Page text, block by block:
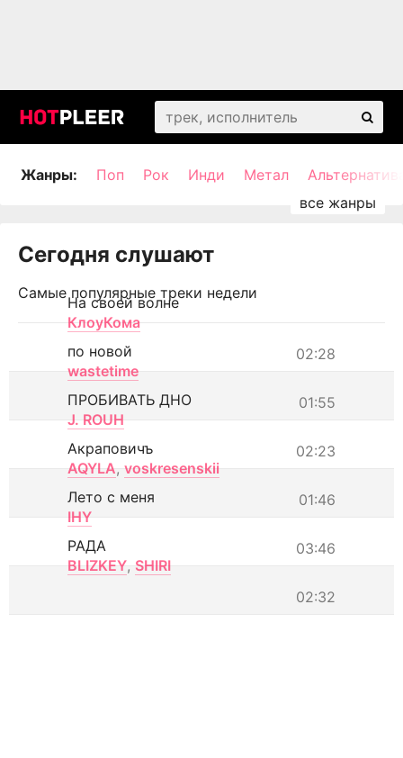
Жанры: Поп Рок Инди Метал
Сегодня слушают
Самые популярные треки недели
На своей волне
КлоуКома
02:28
по новой
wastetime
01:55
ПРОБИВАТЬ ДНО
J. ROUH
02:23
Акраповичъ
AQYLA, voskresenskii
01:46
Лето с меня
IHY
03:46
РАДА
BLIZKEY, SHIRI
02:32